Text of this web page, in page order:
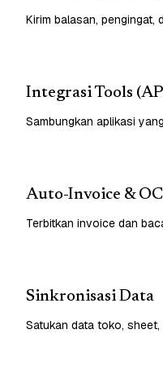
Kirim balasan,
Integrasi Tools
Sambungkan aplikasi
Auto-Invoice &
Terbitkan invoice dan
Sinkronisasi Data
Satukan data toko,